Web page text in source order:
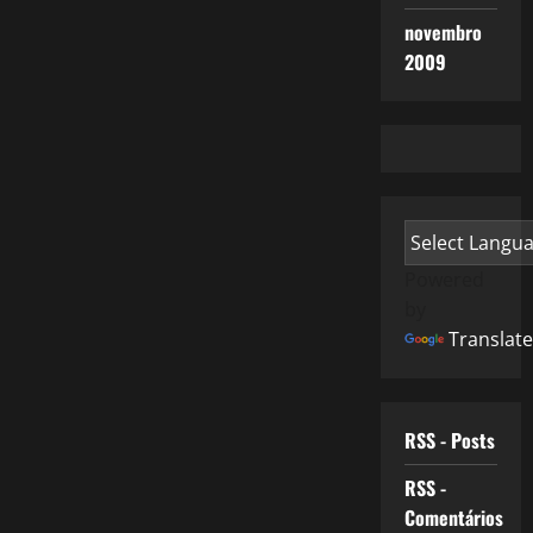
novembro
2009
Translate
RSS - Posts
RSS -
Comentários